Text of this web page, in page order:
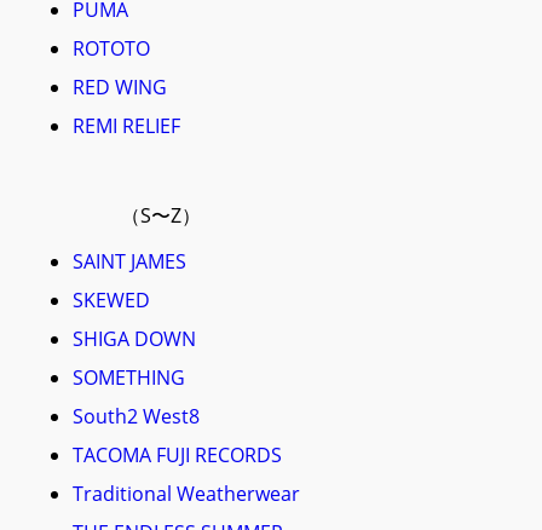
PUMA
ROTOTO
RED WING
REMI RELIEF
（S〜Z）
SAINT JAMES
SKEWED
SHIGA DOWN
SOMETHING
South2 West8
TACOMA FUJI RECORDS
Traditional Weatherwear